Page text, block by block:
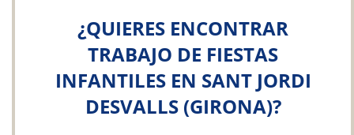
¿QUIERES ENCONTRAR
TRABAJO DE FIESTAS
INFANTILES EN SANT JORDI
DESVALLS (GIRONA)?